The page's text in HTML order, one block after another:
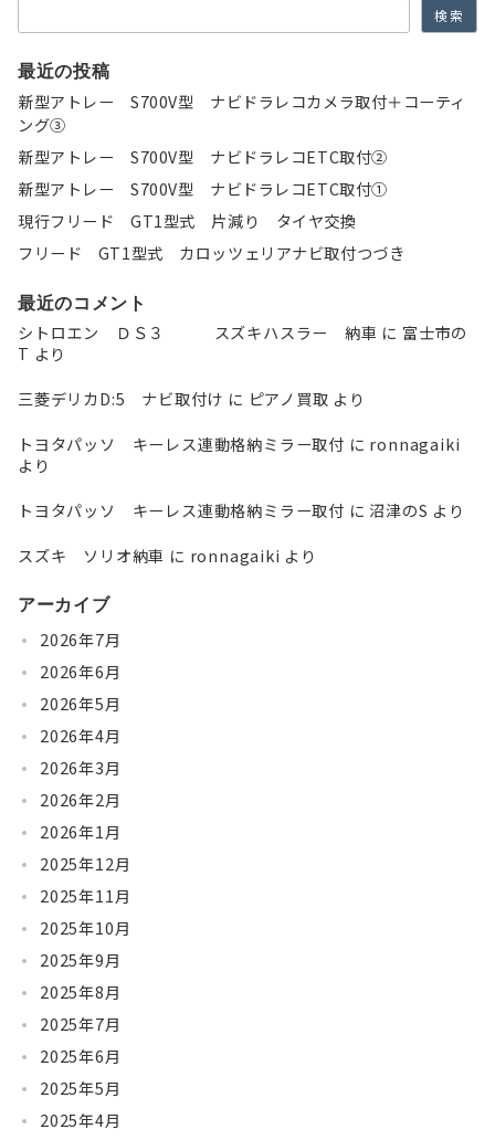
検索
最近の投稿
新型アトレー S700V型 ナビドラレコカメラ取付＋コーティ
ング③
新型アトレー S700V型 ナビドラレコETC取付②
新型アトレー S700V型 ナビドラレコETC取付①
現行フリード GT1型式 片減り タイヤ交換
フリード GT1型式 カロッツェリアナビ取付つづき
最近のコメント
シトロエン ＤＳ３ スズキハスラー 納車 に 富士市の
T より
三菱デリカD:5 ナビ取付け に ピアノ買取 より
トヨタパッソ キーレス連動格納ミラー取付 に ronnagaiki
より
トヨタパッソ キーレス連動格納ミラー取付 に沼津のS より
スズキ ソリオ納車 に ronnagaiki より
アーカイブ
2026年7月
2026年6月
2026年5月
2026年4月
2026年3月
2026年2月
2026年1月
2025年12月
2025年11月
2025年10月
2025年9月
2025年8月
2025年7月
2025年6月
2025年5月
2025年4月